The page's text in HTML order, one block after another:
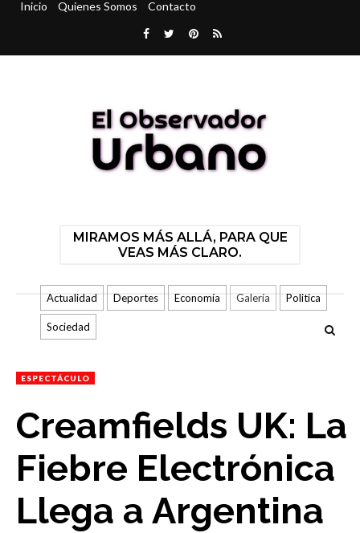
Inicio Quienes Somos Contacto
MIRAMOS MÁS ALLÁ, PARA QUE
VEAS MÁS CLARO.
Actualidad Deportes Economía Galería Politica
Sociedad
ESPECTÁCULO
Creamfields UK: La
Fiebre Electrónica
Llega a Argentina